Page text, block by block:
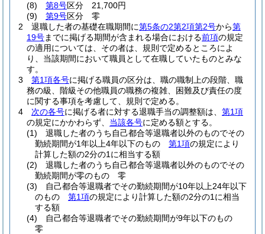
(8)
第8号区分 21,700円
(9)
第9号区分 零
2
退職した者の基礎在職期間に第5条の2第2項第2号から第
19号までに掲げる期間が含まれる場合における前項の規定
の適用については、その者は、規則で定めるところによ
り、当該期間において職員として在職していたものとみな
す。
3
第1項各号に掲げる職員の区分は、職の職制上の段階、職
務の級、階級その他職員の職務の複雑、困難及び責任の度
に関する事項を考慮して、規則で定める。
4
次の各号に掲げる者に対する退職手当の調整額は、 第1項
の規定にかかわらず、 当該各号に定める額とする。
(1)
退職した者のうち自己都合等退職者以外のものでその
勤続期間が1年以上4年以下のもの 第1項の規定により
計算した額の2分の1に相当する額
(2)
退職した者のうち自己都合等退職者以外のものでその
勤続期間が零のもの 零
(3)
自己都合等退職者でその勤続期間が10年以上24年以下
のもの 第1項の規定により計算した額の2分の1に相当
する額
(4)
自己都合等退職者でその勤続期間が9年以下のもの
零